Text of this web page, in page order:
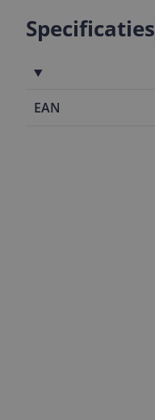
Specificaties
EAN